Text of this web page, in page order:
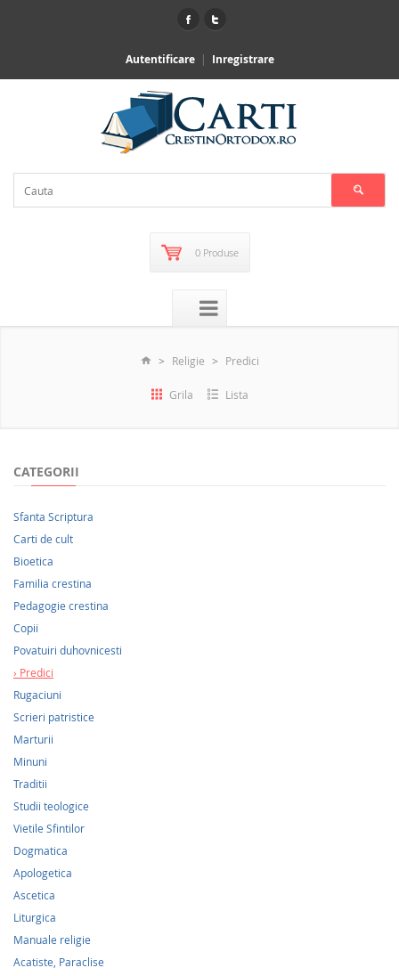
Autentificare Inregistrare
0 Produse
Religie Predici
Grila Lista
CATEGORII
Sfanta Scriptura
Carti de cult
Bioetica
Familia crestina
Pedagogie crestina
Copii
Povatuiri duhovnicesti
Predici
Rugaciuni
Scrieri patristice
Marturii
Minuni
Traditii
Studii teologice
Vietile Sfintilor
Dogmatica
Apologetica
Ascetica
Liturgica
Manuale religie
Acatiste, Paraclise